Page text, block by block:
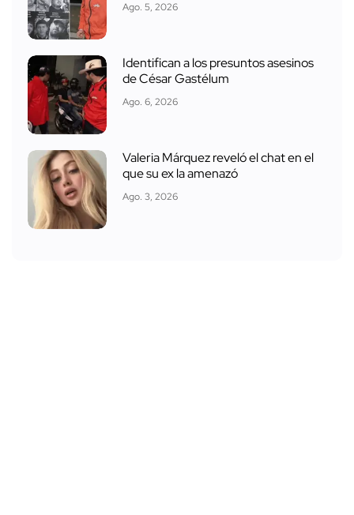
Ago. 5, 2026
Identifican a los presuntos asesinos
de César Gastélum
Ago. 6, 2026
Valeria Márquez reveló el chat en el
que su ex la amenazó
Ago. 3, 2026